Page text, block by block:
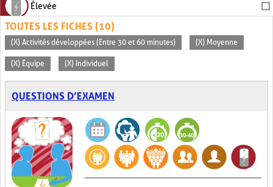
Élevée
TOUTES LES FICHES (10)
(X) Activités développées (Entre 30 et 60 minutes) (X) Moyenne
(X) Équipe (X) Individuel
QUESTIONS D’EXAMEN